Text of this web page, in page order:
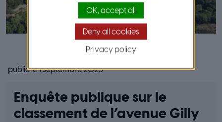
publié le 1 septembre 2025
Enquête publique sur le
classement de l’avenue Gilly
OK, accept all
Deny all cookies
Privacy policy